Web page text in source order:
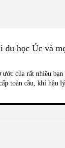
du học Úc và
của rất nhiều
toàn cầu, khí hậu